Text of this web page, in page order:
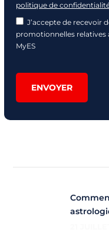
politique de
J’accepte de recevoir
promotionnelles relatives
MyES
ENVOYER